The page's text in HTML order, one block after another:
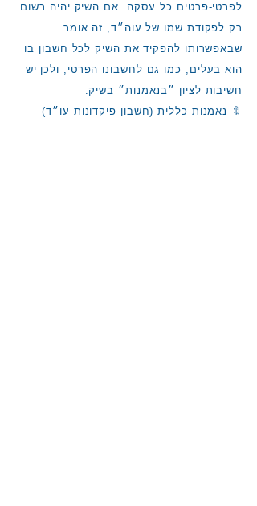
לפרטי-פרטים כל עסקה. אם השיק יהיה רשום
רק לפקודת שמו של עוה״ד, זה אומר
שבאפשרותו להפקיד את השיק לכל חשבון בו
הוא בעלים, כמו גם לחשבונו הפרטי, ולכן יש
חשיבות לציון ״בנאמנות״ בשיק.
🔖 נאמנות כללית (חשבון פיקדונות עו״ד)